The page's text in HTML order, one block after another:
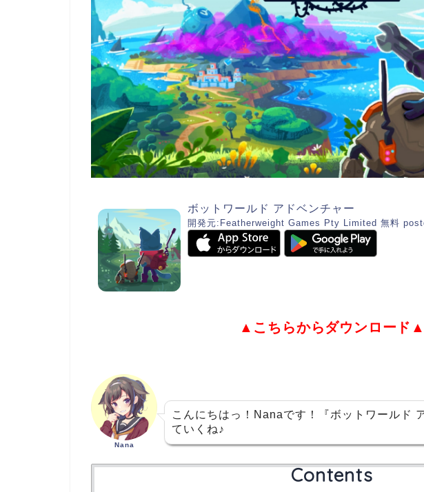
ボットワールド アドベンチャー
開発元: Featherweight Games Pty Limited 無料
▲こちらからダウンロード▲
Nana
こんにちはっ！Nanaです！『ボットワールド
ていくね♪
Contents